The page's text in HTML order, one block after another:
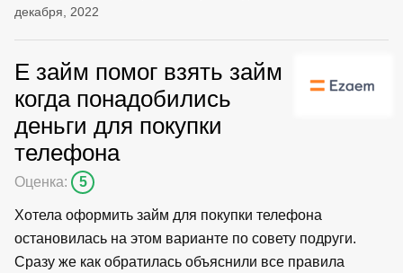
декабря, 2022
Е займ помог взять займ
когда понадобились
деньги для покупки
телефона
Оценка: 5
Хотела оформить займ для покупки телефона
остановилась на этом варианте по совету подруги.
Сразу же как обратилась объяснили все правила